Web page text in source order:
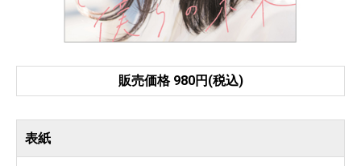
販売価格 980円(税込)
表紙